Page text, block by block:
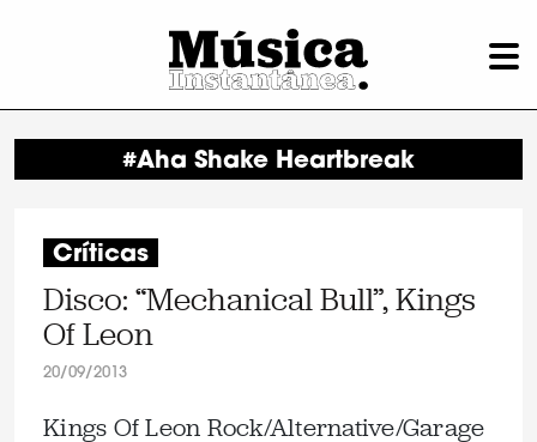
#Aha Shake Heartbreak
Críticas
Disco: “Mechanical Bull”, Kings
Of Leon
20/09/2013
Kings Of Leon Rock/Alternative/Garage